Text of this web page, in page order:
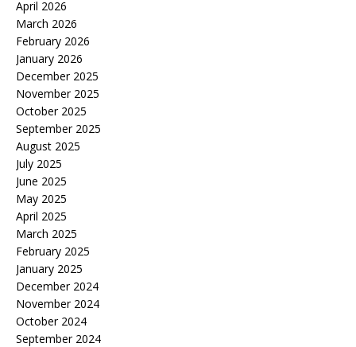
April 2026
March 2026
February 2026
January 2026
December 2025
November 2025
October 2025
September 2025
August 2025
July 2025
June 2025
May 2025
April 2025
March 2025
February 2025
January 2025
December 2024
November 2024
October 2024
September 2024